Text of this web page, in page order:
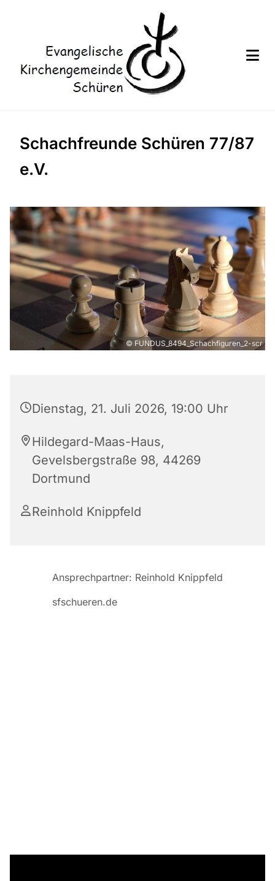
Schachfreunde Schüren 77/87
e.V.
© FUNDUS_8494_Schachfiguren_2-scr
Dienstag, 21. Juli 2026, 19:00 Uhr
Hildegard-Maas-Haus,
Gevelsbergstraße 98, 44269
Dortmund
Reinhold Knippfeld
Ansprechpartner: Reinhold Knippfeld
sfschueren.de